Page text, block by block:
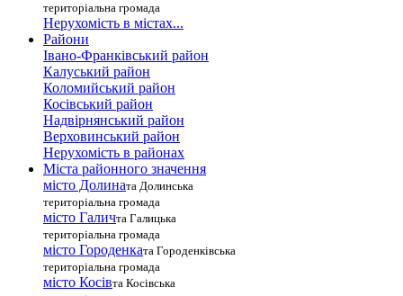
територіальна громада
Нерухомість в містах...
Райони
Івано-Франківський район
Калуський район
Коломийський район
Косівський район
Надвірнянський район
Верховинський район
Нерухомість в районах
Міста районного значення
місто Долината Долинська
територіальна громада
місто Галичта Галицька
територіальна громада
місто Городенката Городенківська
територіальна громада
місто Косівта Косівська